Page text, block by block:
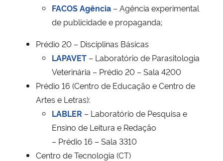
FACOS Agência – Agência experimental
de publicidade e propaganda;
Prédio 20 – Disciplinas Básicas
LAPAVET – Laboratório de Parasitologia
Veterinária – Prédio 20 – Sala 4200
Prédio 16 (Centro de Educação e Centro de
Artes e Letras):
LABLER – Laboratório de Pesquisa e
Ensino de Leitura e Redação
– Prédio 16 – Sala 3310
Centro de Tecnologia (CT)